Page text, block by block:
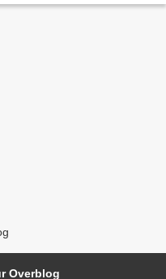
Overblog